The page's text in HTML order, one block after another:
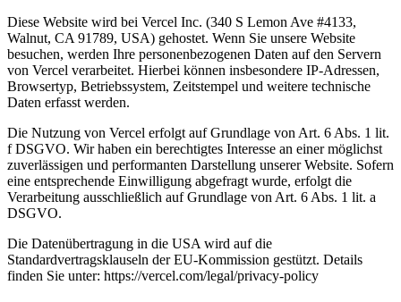
Diese Website wird bei Vercel Inc. (340 S Lemon Ave #4133,
Walnut, CA 91789, USA) gehostet. Wenn Sie unsere Website
besuchen, werden Ihre personenbezogenen Daten auf den Servern
von Vercel verarbeitet. Hierbei können insbesondere IP-Adressen,
Browsertyp, Betriebssystem, Zeitstempel und weitere technische
Daten erfasst werden.
Die Nutzung von Vercel erfolgt auf Grundlage von Art. 6 Abs. 1 lit.
f DSGVO. Wir haben ein berechtigtes Interesse an einer möglichst
zuverlässigen und performanten Darstellung unserer Website. Sofern
eine entsprechende Einwilligung abgefragt wurde, erfolgt die
Verarbeitung ausschließlich auf Grundlage von Art. 6 Abs. 1 lit. a
DSGVO.
Die Datenübertragung in die USA wird auf die
Standardvertragsklauseln der EU-Kommission gestützt. Details
finden Sie unter: https://vercel.com/legal/privacy-policy